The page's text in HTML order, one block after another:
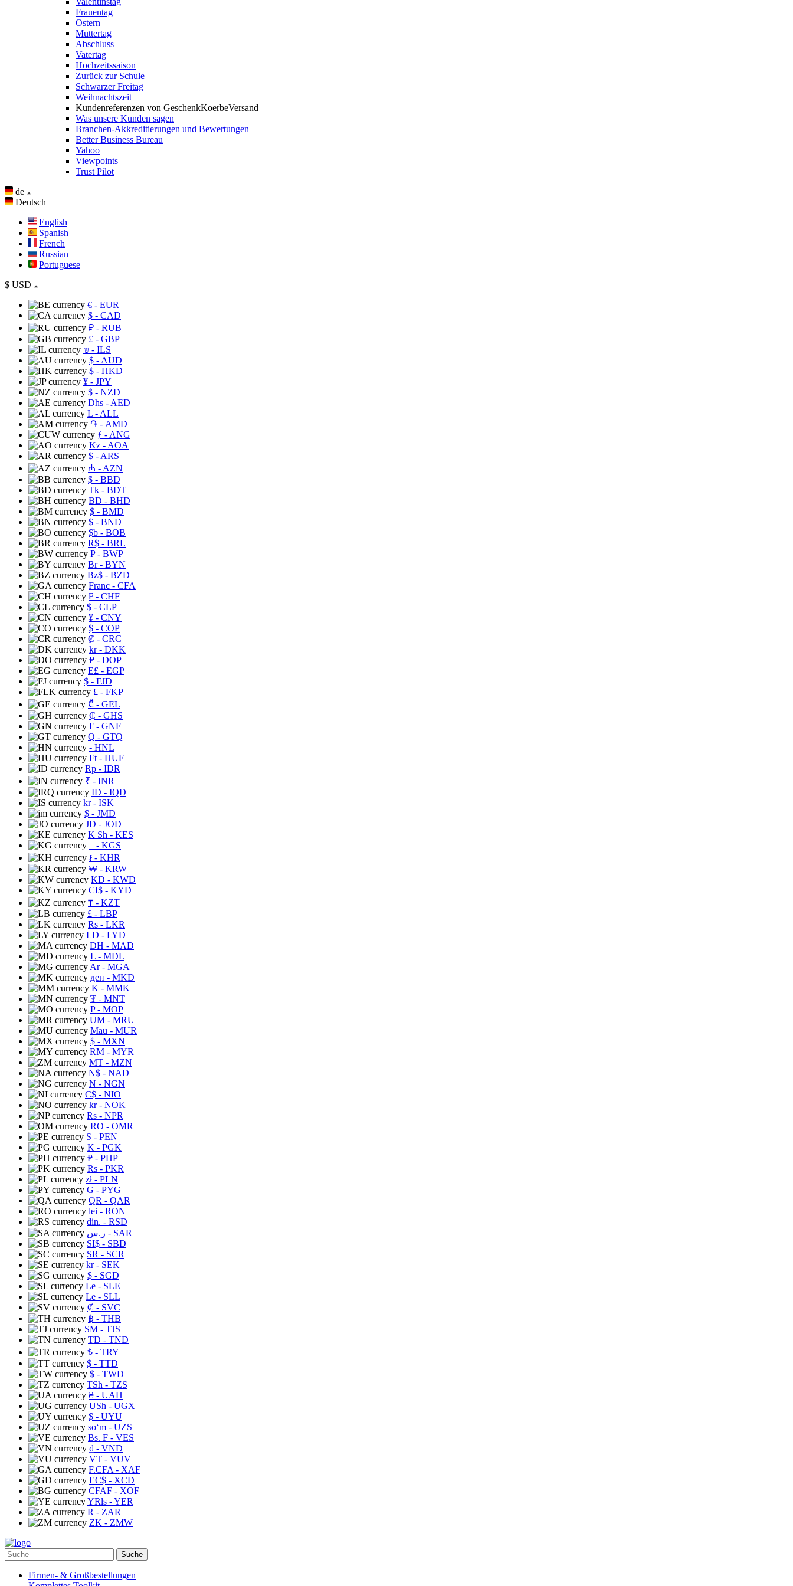
Frauentag
Ostern
Muttertag
Abschluss
Vatertag
Hochzeitssaison
Zurück zur Schule
Schwarzer Freitag
Weihnachtszeit
Kundenreferenzen von GeschenkKoerbeVersand
Was unsere Kunden sagen
Branchen-Akkreditierungen und Bewertungen
Better Business Bureau
Yahoo
Viewpoints
Trust Pilot
de
Deutsch
English
Spanish
French
Russian
Portuguese
$ USD
€ - EUR
$ - CAD
₽ - RUB
£ - GBP
₪ - ILS
$ - AUD
$ - HKD
¥ - JPY
$ - NZD
Dhs - AED
L - ALL
֏ - AMD
ƒ - ANG
Kz - AOA
$ - ARS
₼ - AZN
$ - BBD
Tk - BDT
BD - BHD
$ - BMD
$ - BND
$b - BOB
R$ - BRL
P- BWP
Br- BYN
Bz$ - BZD
Franc - CFA
₣ - CHF
$ - CLP
¥ - CNY
$ - COP
₡ - CRC
kr- DKK
₱ - DOP
E£ - EGP
$ - FJD
£ - FKP
₾ - GEL
₵ - GHS
₣ - GNF
Q - GTQ
- HNL
Ft - HUF
Rp - IDR
₹ - INR
ID - IQD
kr- ISK
$ - JMD
JD - JOD
K Sh - KES
⃀ - KGS
៛ - KHR
₩ - KRW
KD - KWD
CI$ - KYD
₸ - KZT
£ - LBP
Rs - LKR
LD - LYD
DH - MAD
L - MDL
Ar- MGA
ден - MKD
K - MMK
₮ - MNT
P- MOP
UM - MRU
Mau - MUR
$ - MXN
RM - MYR
MT - MZN
N$ - NAD
N - NGN
C$ - NIO
kr- NOK
Rs - NPR
RO - OMR
S - PEN
K - PGK
₱ - PHP
Rs - PKR
zł- PLN
G - PYG
QR - QAR
lei - RON
din. - RSD
ر.س - SAR
SI$ - SBD
SR - SCR
kr- SEK
$ - SGD
Le - SLE
Le - SLL
₡ - SVC
฿ - THB
ЅМ - TJS
TD - TND
₺ - TRY
$ - TTD
$ - TWD
TSh - TZS
₴ - UAH
USh - UGX
$ - UYU
soʻm - UZS
Bs. F - VES
₫ - VND
VT - VUV
F.CFA - XAF
EC$ - XCD
CFAF - XOF
YRls - YER
R - ZAR
ZK - ZMW
Suche
Firmen- & Großbestellungen